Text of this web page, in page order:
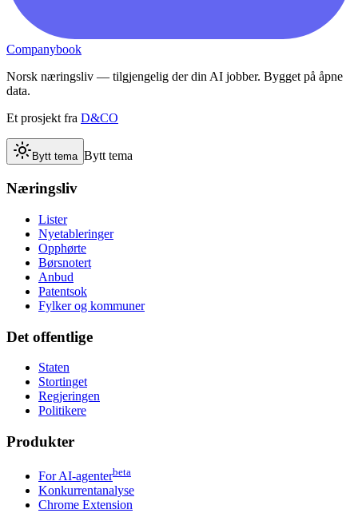
Companybook
Norsk næringsliv — tilgjengelig der din AI jobber. Bygget på åpne
data.
Et prosjekt fra D&CO
Bytt tema Bytt tema
Næringsliv
Lister
Nyetableringer
Opphørte
Børsnotert
Anbud
Patentsok
Fylker og kommuner
Det offentlige
Staten
Stortinget
Regjeringen
Politikere
Produkter
For AI-agenterbeta
Konkurrentanalyse
Chrome Extension